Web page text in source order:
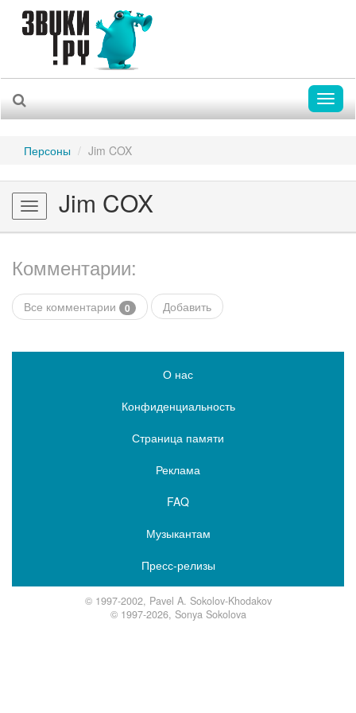
Персоны Jim COX
Toggle
navigation
Jim COX
Комментарии:
Все комментарии 0 Добавить
О нас
Конфиденциальность
Страница памяти
Реклама
FAQ
Музыкантам
Пресс-релизы
© 1997-2002, Pavel A. Sokolov-Khodakov
© 1997-2026, Sonya Sokolova